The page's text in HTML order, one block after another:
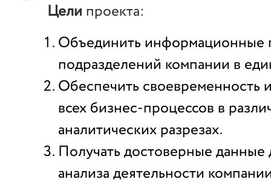
Цели проекта:
Объединить информационные
подразделений компании в
Обеспечить своевременность
всех бизнес-процессов в
аналитических разрезах.
Получать достоверные данные
анализа деятельности